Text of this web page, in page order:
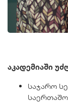
აკადემიაში
საჯარო